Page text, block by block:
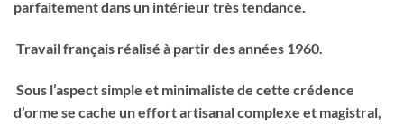
parfaitement dans un intérieur très tendance.
Travail français réalisé à partir des années 1960.
Sous l’aspect simple et minimaliste de cette crédence
d’orme se cache un effort artisanal complexe et magistral,